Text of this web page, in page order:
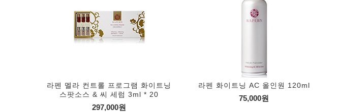
라펜 멜라 컨트롤 프로그램 화이트닝
스팟소스 & 씨 세럼 3ml * 20
297,000원
라펜 화이트닝 AC 올인원 120ml
75,000원